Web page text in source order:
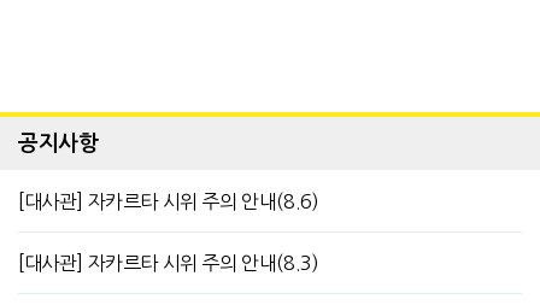
공지사항
[대사관] 자카르타 시위 주의 안내(8.6)
[대사관] 자카르타 시위 주의 안내(8.3)